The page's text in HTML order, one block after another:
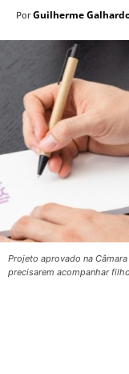
Por Guilherme
Projeto aprovado na
precisarem acompanhar